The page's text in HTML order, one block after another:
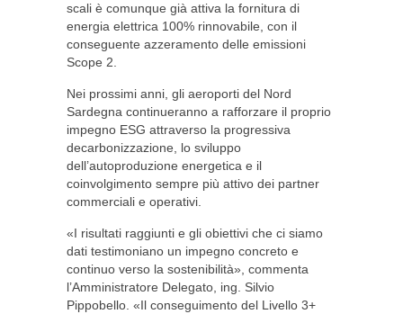
scali è comunque già attiva la fornitura di
energia elettrica 100% rinnovabile, con il
conseguente azzeramento delle emissioni
Scope 2.
Nei prossimi anni, gli aeroporti del Nord
Sardegna continueranno a rafforzare il proprio
impegno ESG attraverso la progressiva
decarbonizzazione, lo sviluppo
dell’autoproduzione energetica e il
coinvolgimento sempre più attivo dei partner
commerciali e operativi.
«I risultati raggiunti e gli obiettivi che ci siamo
dati testimoniano un impegno concreto e
continuo verso la sostenibilità», commenta
l’Amministratore Delegato, ing. Silvio
Pippobello. «Il conseguimento del Livello 3+